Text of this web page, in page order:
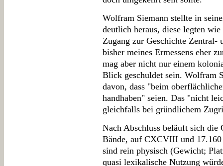
Wolfram Siemann stellte in
deutlich heraus, diese legten
Zugang zur Geschichte Zentral-
bisher meines Ermessens eher
mag aber nicht nur einem
Blick geschuldet sein. Wolfram
davon, dass "beim
handhaben" seien. Das "nicht
gleichfalls bei gründlichem
Nach Abschluss beläuft sich die
Bände, auf CXCVIII und
sind rein physisch (Gewicht;
quasi lexikalische Nutzung